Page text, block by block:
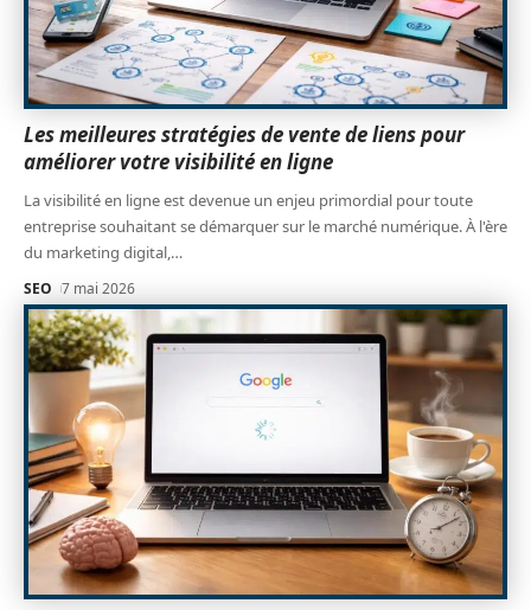
Les meilleures stratégies de vente de liens pour
améliorer votre visibilité en ligne
La visibilité en ligne est devenue un enjeu primordial pour toute
entreprise souhaitant se démarquer sur le marché numérique. À l'ère
du marketing digital,…
SEO 7 mai 2026